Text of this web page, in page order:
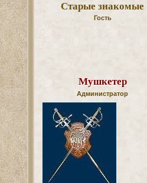
Старые знакомые
Гость
Мушкетер
Администратор